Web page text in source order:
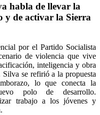
habla de llevar la
y de activar la Sierra
por el Partido Socialista
de violencia que vive
inteligencia y obra
Silva se refirió a la propuesta
lo que conecta la
polo de desarrollo.
trabajo a los jóvenes y